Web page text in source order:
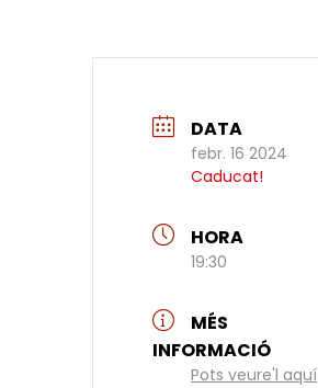
DATA
febr. 16 2024
Caducat!
HORA
19:30
MÉS
INFORMACIÓ
Pots veure'l aquí